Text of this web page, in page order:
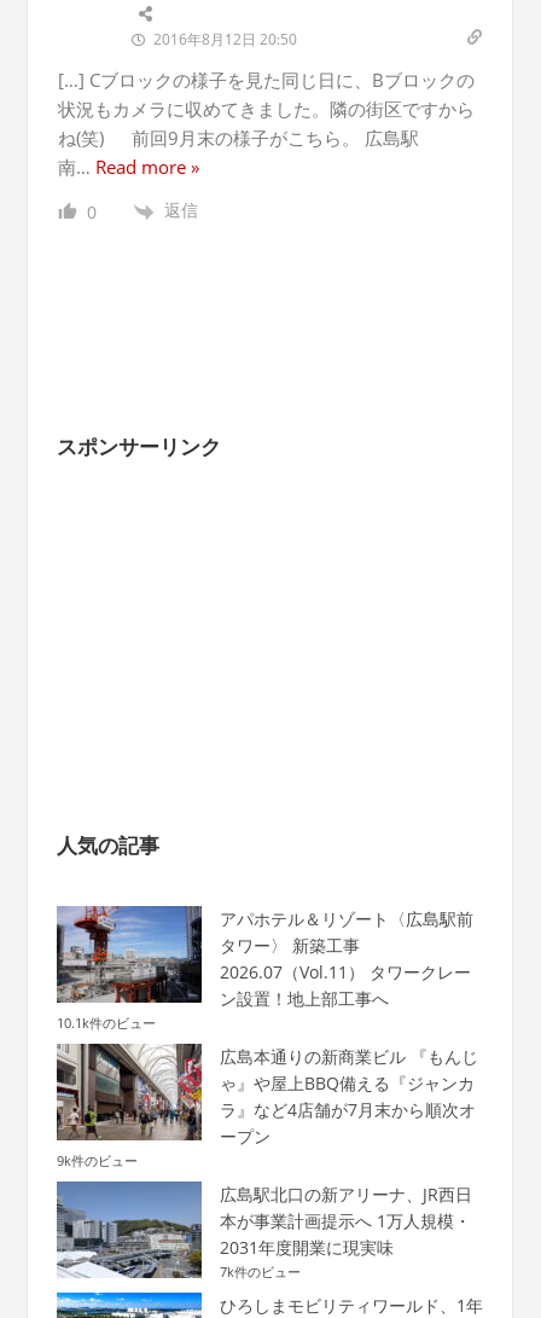
2016年8月12日 20:50
[…] Cブロックの様子を見た同じ日に、Bブロックの
状況もカメラに収めてきました。隣の街区ですから
ね(笑) 前回9月末の様子がこちら。 広島駅
南… Read more »
0 返信
スポンサーリンク
人気の記事
アパホテル＆リゾート〈広島駅前
タワー〉 新築工事
2026.07（Vol.11） タワークレー
ン設置！地上部工事へ
10.1k件のビュー
広島本通りの新商業ビル 『もんじ
ゃ』や屋上BBQ備える『ジャンカ
ラ』など4店舗が7月末から順次オ
ープン
9k件のビュー
広島駅北口の新アリーナ、JR西日
本が事業計画提示へ 1万人規模・
2031年度開業に現実味
7k件のビュー
ひろしまモビリティワールド、1年